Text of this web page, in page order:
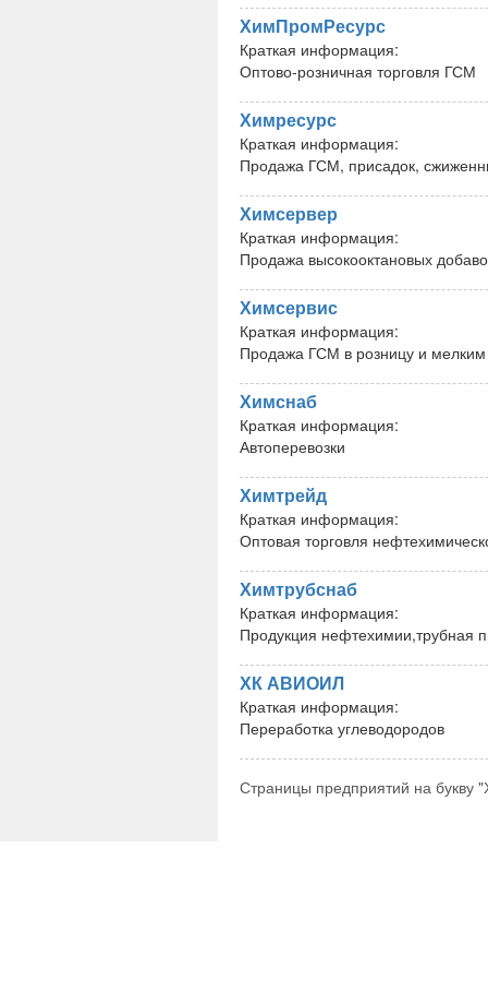
ХимПромРесурс
Краткая информация:
Оптово-розничная торговля ГСМ
Химресурс
Краткая информация:
Продажа ГСМ, присадок,
Химсервер
Краткая информация:
Продажа высокооктановых
Химсервис
Краткая информация:
Продажа ГСМ в розницу и
Химснаб
Краткая информация:
Автоперевозки
Химтрейд
Краткая информация:
Оптовая торговля
Химтрубснаб
Краткая информация:
Продукция нефтехимии,трубная
ХК АВИОИЛ
Краткая информация:
Переработка углеводородов
Страницы предприятий на букву